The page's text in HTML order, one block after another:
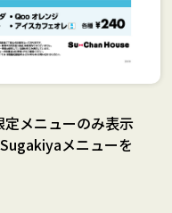
メニューのみ表示
メニューを